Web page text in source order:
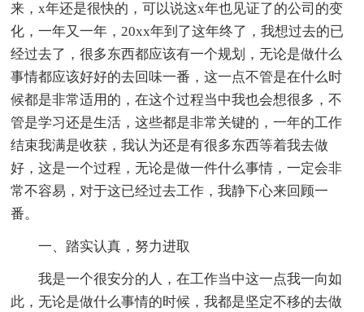
来，x年还是很快的，可以说这x年也见证了的公司的变
化，一年又一年，20xx年到了这年终了，我想过去的已
经过去了，很多东西都应该有一个规划，无论是做什么
事情都应该好好的去回味一番，这一点不管是在什么时
候都是非常适用的，在这个过程当中我也会想很多，不
管是学习还是生活，这些都是非常关键的，一年的工作
结束我满是收获，我认为还是有很多东西等着我去做
好，这是一个过程，无论是做一件什么事情，一定会非
常不容易，对于这已经过去工作，我静下心来回顾一
番。
一、踏实认真，努力进取
我是一个很安分的人，在工作当中这一点我一向如
此，无论是做什么事情的时候，我都是坚定不移的去做